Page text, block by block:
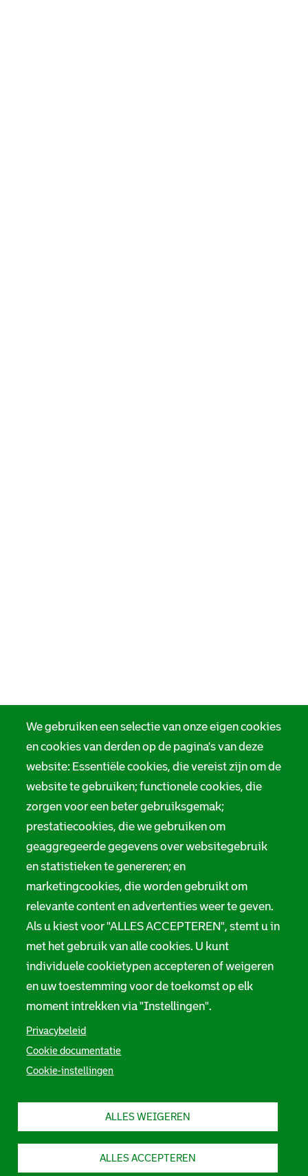
We gebruiken een selectie van onze eigen cookies
en cookies van derden op de pagina's van deze
website: Essentiële cookies, die vereist zijn om de
website te gebruiken; functionele cookies, die
zorgen voor een beter gebruiksgemak;
prestatiecookies, die we gebruiken om
geaggregeerde gegevens over websitegebruik
en statistieken te genereren; en
marketingcookies, die worden gebruikt om
relevante content en advertenties weer te geven.
Als u kiest voor "ALLES ACCEPTEREN", stemt u in
met het gebruik van alle cookies. U kunt
individuele cookietypen accepteren of weigeren
en uw toestemming voor de toekomst op elk
moment intrekken via "Instellingen".
Privacybeleid
Cookie documentatie
Cookie-instellingen
ALLES WEIGEREN
ALLES ACCEPTEREN